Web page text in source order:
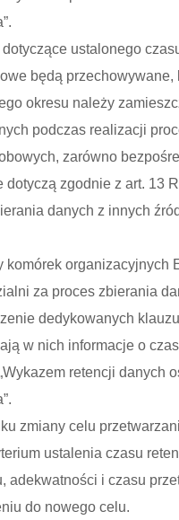
dotyczące ustalonego
będą przechowywane,
okresu należy
podczas realizacji
zarówno
dotyczą zgodnie z art. 13
danych z innych
komórek organizacyjnych
za proces zbierania
dedykowanych
w nich informacje o
retencji danych
zmiany celu
ustalenia czasu
adekwatności i czasu
do nowego celu.